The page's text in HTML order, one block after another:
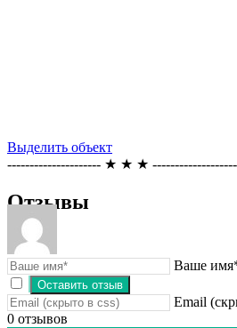
Выделить объект
--------------------- ★ ★ ★
Отзывы
Ваше
Email
0 отзывов